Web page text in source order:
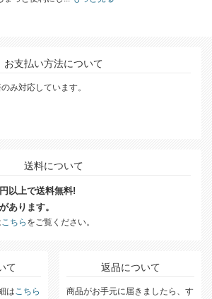
お支払い方法について
み対応しています。
送料について
以上で送料無料!
あります。
こちら をご覧ください。
て
はこちら
返品について
商品がお手元に届きましたら、す